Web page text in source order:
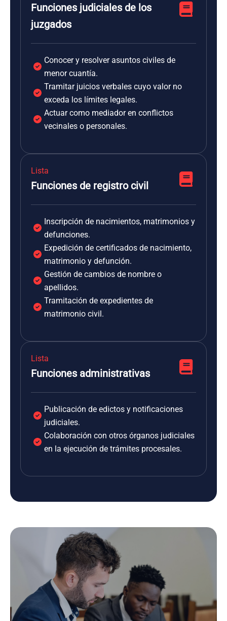
Funciones judiciales de los
juzgados
Conocer y resolver asuntos civiles de
menor cuantía.
Tramitar juicios verbales cuyo valor no
exceda los límites legales.
Actuar como mediador en conflictos
vecinales o personales.
Lista
Funciones de registro civil
Inscripción de nacimientos, matrimonios y
defunciones.
Expedición de certificados de nacimiento,
matrimonio y defunción.
Gestión de cambios de nombre o
apellidos.
Tramitación de expedientes de
matrimonio civil.
Lista
Funciones administrativas
Publicación de edictos y notificaciones
judiciales.
Colaboración con otros órganos judiciales
en la ejecución de trámites procesales.